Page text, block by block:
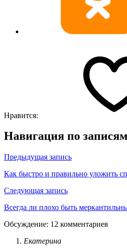
Нравится:
Навигация по записям
Предыдущая запись
Как быстро и правильно уложить
Следующая запись
Всегда ли плохо быть
Обсуждение: 12 комментариев
Екатерина